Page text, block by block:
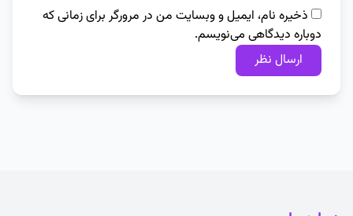
ذخیره نام، ایمیل و وبسایت من در مرورگر برای زمانی که
دوباره دیدگاهی می‌نویسم.